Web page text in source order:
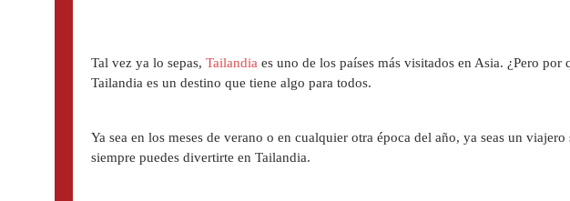
Tal vez ya lo sepas, Tailandia es uno de los países más visitados en Asia. ¿Pero por
Tailandia es un destino que tiene algo para todos.
Ya sea en los meses de verano o en cualquier otra época del año, ya seas un
siempre puedes divertirte en Tailandia.